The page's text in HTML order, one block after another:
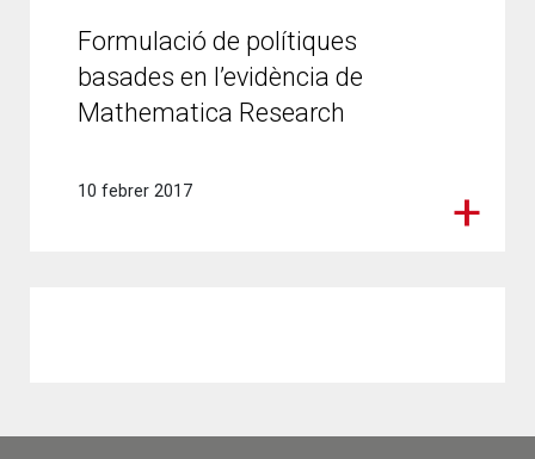
Formulació de polítiques
basades en l’evidència de
Mathematica Research
10 febrer 2017